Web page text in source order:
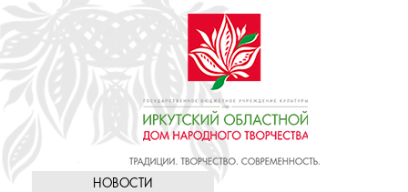
НОВОСТИ